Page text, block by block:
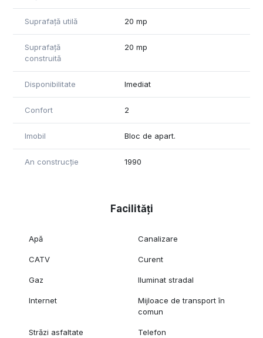
Suprafață utilă 20 mp
Suprafață
construită
20 mp
Disponibilitate Imediat
Confort 2
Imobil Bloc de apart.
An construcție 1990
Facilități
Apă Canalizare
CATV Curent
Gaz Iluminat stradal
Internet
Mijloace de transport în
comun
Străzi asfaltate Telefon